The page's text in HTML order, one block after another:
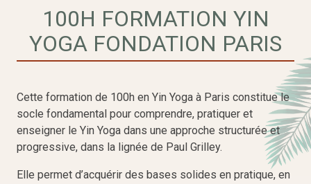
100H FORMATION YIN
YOGA FONDATION PARIS
Cette formation de 100h en Yin Yoga à Paris constitue le
socle fondamental pour comprendre, pratiquer et
enseigner le Yin Yoga dans une approche structurée et
progressive, dans la lignée de Paul Grilley.
Elle permet d’acquérir des bases solides en pratique, en